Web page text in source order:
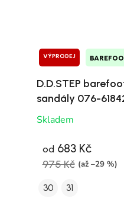
VÝPRODEJ
D.D.STEP
sandály 076-
Skladem
od 683 Kč
975 Kč (až –29 %)
30 31